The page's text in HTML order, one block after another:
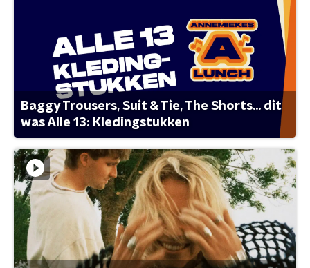
Baggy Trousers, Suit & Tie, The Shorts... dit
was Alle 13: Kledingstukken